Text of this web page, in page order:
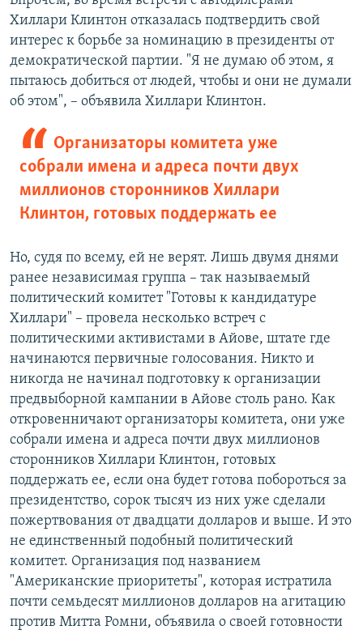
Хиллари Клинтон отказалась подтвердить свой
интерес к борьбе за номинацию в президенты от
демократической партии. "Я не думаю об этом, я
пытаюсь добиться от людей, чтобы и они не думали
об этом", – объявила Хиллари Клинтон.
Организаторы комитета уже
собрали имена и адреса почти двух
миллионов сторонников Хиллари
Клинтон, готовых поддержать ее
Но, судя по всему, ей не верят. Лишь двумя днями
ранее независимая группа – так называемый
политический комитет "Готовы к кандидатуре
Хиллари" – провела несколько встреч с
политическими активистами в Айове, штате где
начинаются первичные голосования. Никто и
никогда не начинал подготовку к организации
предвыборной кампании в Айове столь рано. Как
откровенничают организаторы комитета, они уже
собрали имена и адреса почти двух миллионов
сторонников Хиллари Клинтон, готовых
поддержать ее, если она будет готова побороться за
президентство, сорок тысяч из них уже сделали
пожертвования от двадцати долларов и выше. И это
не единственный подобный политический
комитет. Организация под названием
"Американские приоритеты", которая истратила
почти семьдесят миллионов долларов на агитацию
против Митта Ромни, объявила о своей готовности